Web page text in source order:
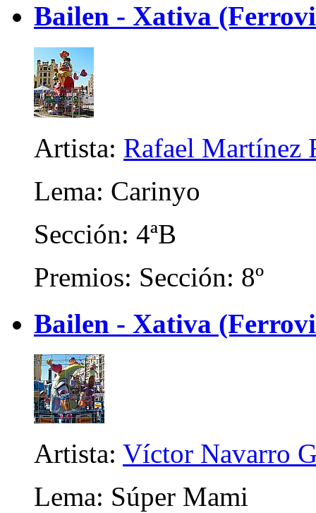
Bailen - Xativa
Artista: Rafael Martínez
Lema: Carinyo
Sección: 4ªB
Premios: Sección: 8º
Bailen - Xativa
Artista: Víctor Navarro
Lema: Súper Mami